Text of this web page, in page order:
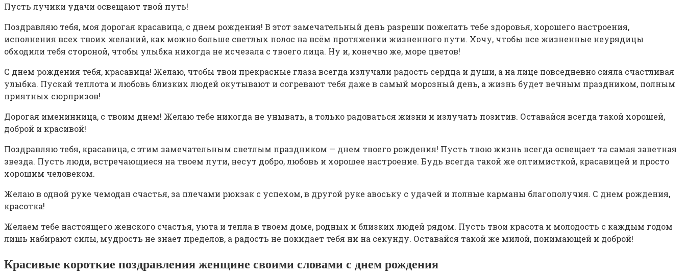
Пусть лучики удачи освещают твой путь!
Поздравляю тебя, моя дорогая красавица, с днем рождения! В этот замечательный день разреши пожелать тебе здоровья, хорошего настроения,
исполнения всех твоих желаний, как можно больше светлых полос на всём протяжении жизненного пути. Хочу, чтобы все жизненные неурядицы
обходили тебя стороной, чтобы улыбка никогда не исчезала с твоего лица. Ну и, конечно же, море цветов!
С днем рождения тебя, красавица! Желаю, чтобы твои прекрасные глаза всегда излучали радость сердца и души, а на лице повседневно сияла счастливая
улыбка. Пускай теплота и любовь близких людей окутывают и согревают тебя даже в самый морозный день, а жизнь будет вечным праздником, полным
приятных сюрпризов!
Дорогая именинница, с твоим днем! Желаю тебе никогда не унывать, а только радоваться жизни и излучать позитив. Оставайся всегда такой хорошей,
доброй и красивой!
Поздравляю тебя, красавица, с этим замечательным светлым праздником — днем твоего рождения! Пусть твою жизнь всегда освещает та самая заветная
звезда. Пусть люди, встречающиеся на твоем пути, несут добро, любовь и хорошее настроение. Будь всегда такой же оптимисткой, красавицей и просто
хорошим человеком.
Желаю в одной руке чемодан счастья, за плечами рюкзак с успехом, в другой руке авоську с удачей и полные карманы благополучия. С днем рождения,
красотка!
Желаем тебе настоящего женского счастья, уюта и тепла в твоем доме, родных и близких людей рядом. Пусть твои красота и молодость с каждым годом
лишь набирают силы, мудрость не знает пределов, а радость не покидает тебя ни на секунду. Оставайся такой же милой, понимающей и доброй!
Красивые короткие поздравления женщине своими словами с днем рождения